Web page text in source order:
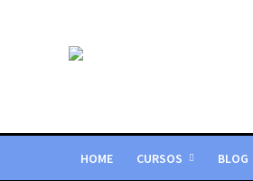
HOME CURSOS BLOG